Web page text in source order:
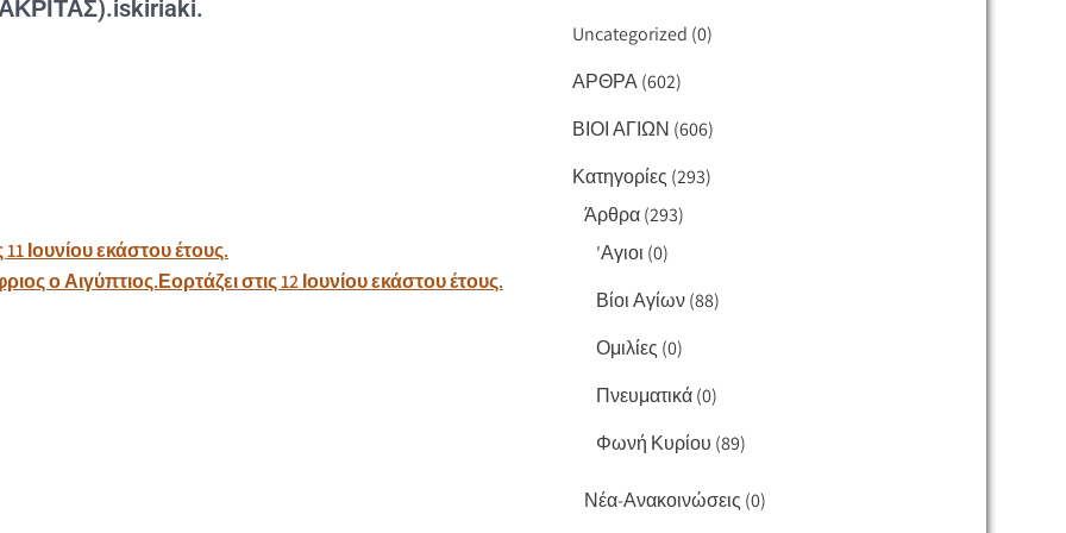
Ιουνίου εκάστου έτους.
ο Αιγύπτιος.Εορτάζει στις 12 Ιουνίου εκάστου έτους.
Uncategorized (0)
ΑΡΘΡΑ(602)
ΒΙΟΙ ΑΓΙΩΝ (606)
Κατηγορίες (293)
Άρθρα(293)
'Αγιοι (0)
Βίοι Αγίων(88)
Ομιλίες (0)
Πνευματικά(0)
Φωνή Κυρίου (89)
Νέα-Ανακοινώσεις (0)